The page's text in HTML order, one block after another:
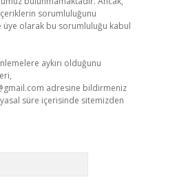
sorumluluğunu
üye olarak bu sorumluluğu kabul
aykırı olduğunu
adresine bildirmeniz
süre içerisinde sitemizden